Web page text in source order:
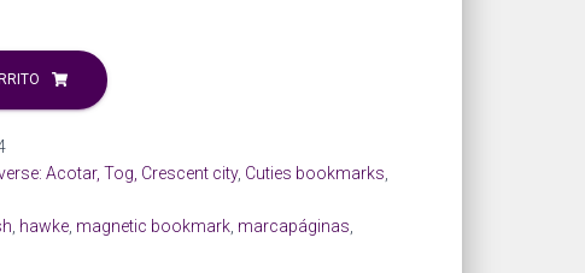
Acotar, Tog, Crescent city, Cuties bookmarks
hawke magnetic bookmark marcapáginas